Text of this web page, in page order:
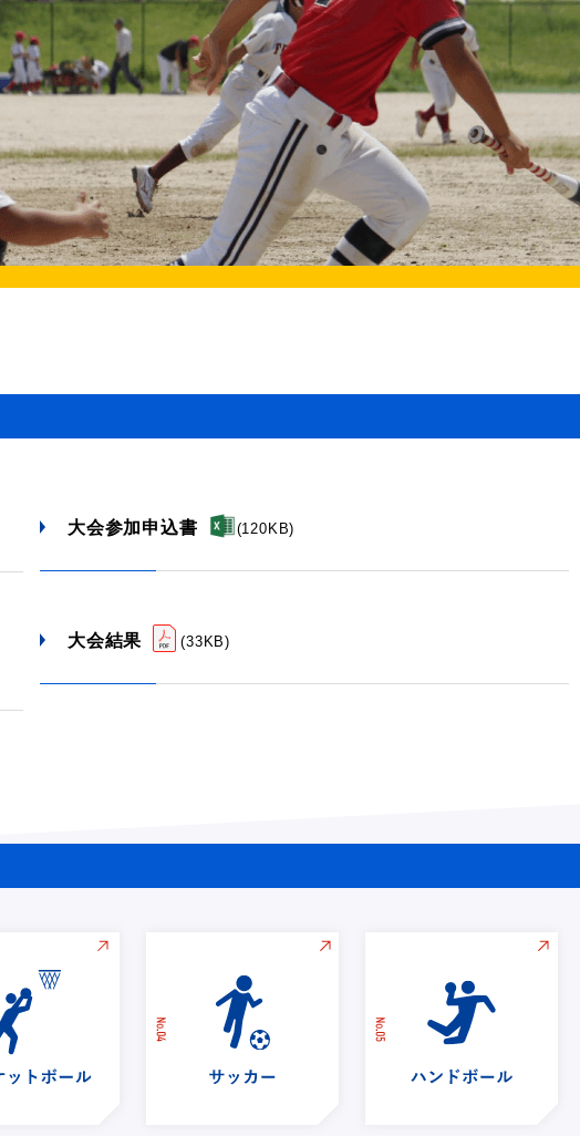
大会参加申込書 (120KB)
大会結果 (33KB)